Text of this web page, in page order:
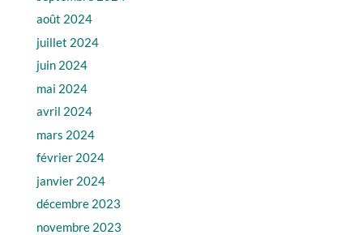
août 2024
juillet 2024
juin 2024
mai 2024
avril 2024
mars 2024
février 2024
janvier 2024
décembre 2023
novembre 2023